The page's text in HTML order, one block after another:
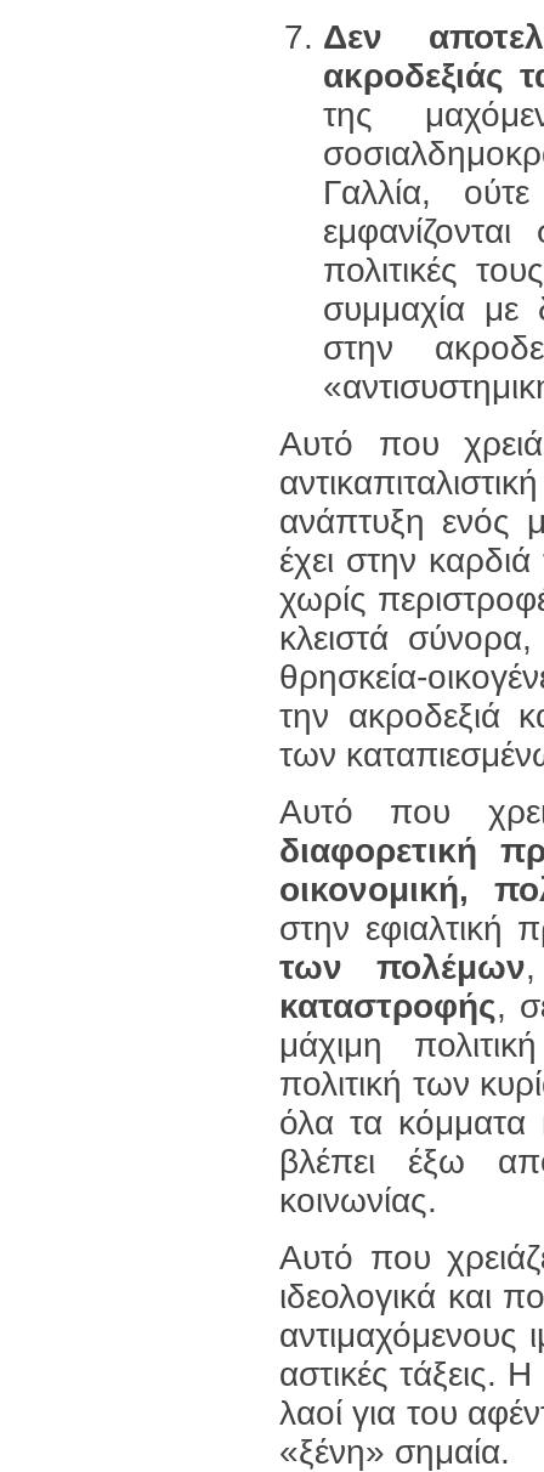
Δεν
ακροδεξιάς
της
Γαλλία,
πολιτικές
συμμαχία με
στην
Αυτό που
ανάπτυξη ενός
έχει στην
χωρίς
κλειστά
θρησκεία-
την ακροδεξιά
των
Αυτό που
διαφορετική
οικονομική,
στην εφιαλτική
των πολέμων
καταστροφής,
μάχιμη
πολιτική των
όλα τα
βλέπει έξω
κοινωνίας.
Αυτό που
ιδεολογικά και
αντιμαχόμενους
αστικές τάξεις.
λαοί για του
«ξένη» σημαία.